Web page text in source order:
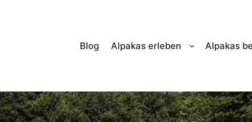
Blog Alpakas erleben Alpakas